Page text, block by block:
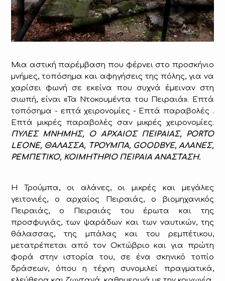
Μια αστική παρέμβαση που φέρνει στο προσκήνιο
μνήμες, τοπόσημα και αφηγήσεις της πόλης, για να
χαρίσει φωνή σε εκείνα που συχνά έμειναν στη
σιωπή, είναι «Τα Ντοκουμέντα του Πειραιά». Επτά
τοπόσημα - επτά χειρονομίες - Επτά παραβολές .
Επτά μικρές παραβολές σαν μικρές χειρονομίες.
ΠΥΛΕΣ ΜΝΗΜΗΣ, Ο ΑΡΧΑΙΟΣ ΠΕΙΡΑΙΑΣ, PORTO
LEONE, ΘΑΛΑΣΣΑ, ΤΡΟΥΜΠΑ, GOODBYE, ΑΛΑΝΕΣ,
ΡΕΜΠΕΤΙΚΟ, ΚΟΙΜΗΤΗΡΙΟ ΠΕΙΡΑΙΑ ΑΝΑΣΤΑΣΗ.
Η Τρούμπα, οι αλάνες, οι μικρές και μεγάλες
γειτονιές, ο αρχαίος Πειραιάς, ο βιομηχανικός
Πειραιάς, ο Πειραιάς του έρωτα και της
προσφυγιάς, των ψαράδων και των ναυτικών, της
θάλασσας, της μπάλας και του ρεμπέτικου,
μετατρέπεται από τον Οκτώβριο και για πρώτη
φορά στην ιστορία του, σε ένα σκηνικό τοπίο
δράσεων, όπου η τέχνη συνομιλεί πραγματικά,